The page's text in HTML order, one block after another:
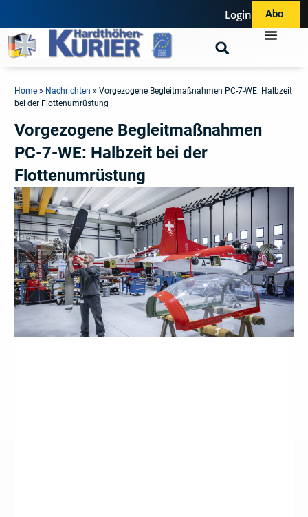
Login Abo
Home » Nachrichten »Vorgezogene Begleitmaßnahmen PC-7-WE: Halbzeit
bei der Flottenumrüstung
Vorgezogene Begleitmaßnahmen
PC-7-WE: Halbzeit bei der
Flottenumrüstung